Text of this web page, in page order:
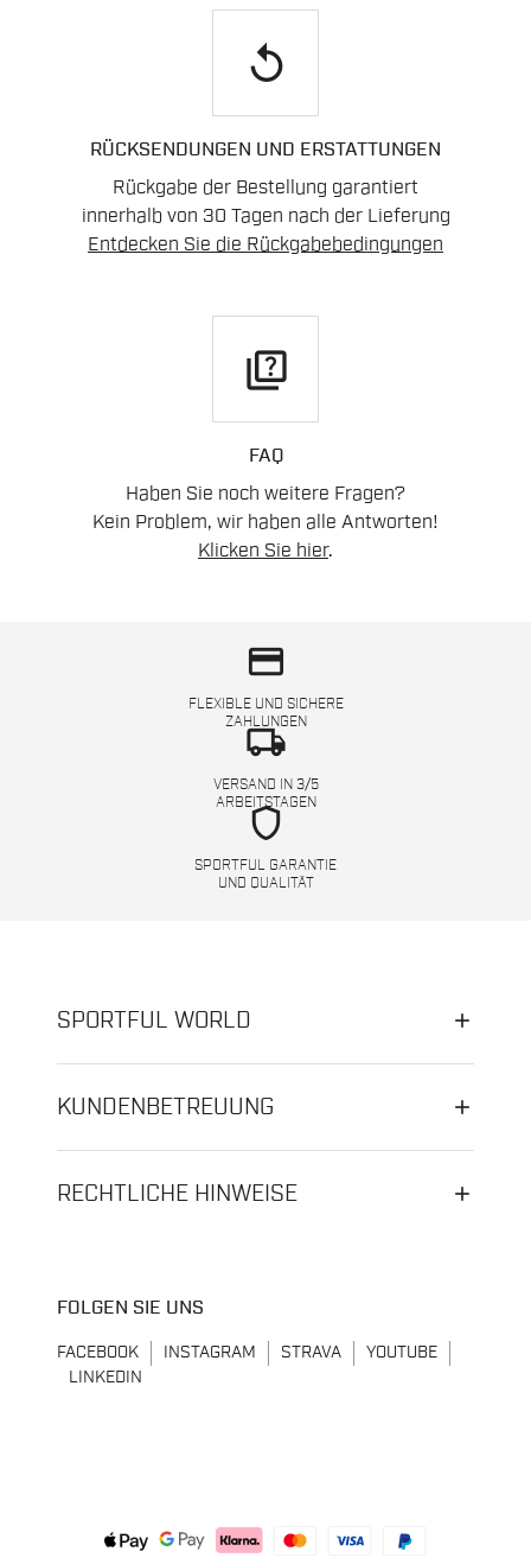
replay
RÜCKSENDUNGEN UND ERSTATTUNGEN
Rückgabe der Bestellung garantiert
innerhalb von 30 Tagen nach der Lieferung
Entdecken Sie die Rückgabebedingungen
quiz
FAQ
Haben Sie noch weitere Fragen?
Kein Problem, wir haben alle Antworten!
Klicken Sie hier.
credit_card
FLEXIBLE UND SICHERE
ZAHLUNGEN
local_shipping
VERSAND IN 3/5
ARBEITSTAGEN
shield
SPORTFUL GARANTIE
UND QUALITÄT
SPORTFUL WORLD
KUNDENBETREUUNG
RECHTLICHE HINWEISE
FOLGEN SIE UNS
FACEBOOK INSTAGRAM STRAVA
YOUTUBE
LINKEDIN